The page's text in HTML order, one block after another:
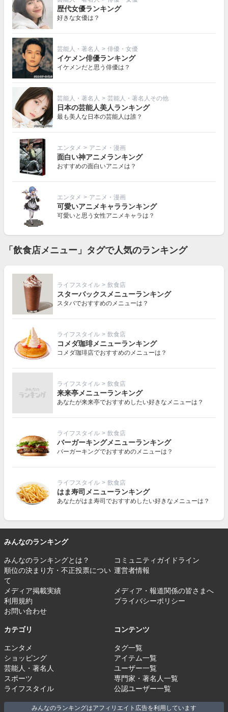
歴代女優ランキング
好きな女優は？
芸能人・著名人 > 俳優・女優
イケメン俳優ランキング
イケメンだと思う俳優は？
芸能人・著名人 > 芸能人・著名人その他
日本の芸能人美人ランキング
最も美人な日本の芸能人は誰？
エンタメ > アニメ・漫画
面白い神アニメランキング
おすすめの面白いアニメは？
エンタメ > アニメ・漫画
可愛いアニメキャラランキング
可愛いと思う女性アニメキャラは？
「飲食店メニュー」タグで人気のランキング
ライフスタイル > 飲食店
スターバックスメニューランキング
スタバでおすすめのメニューは？
ライフスタイル > 飲食店
コメダ珈琲メニューランキング
コメダ珈琲店でおすすめのメニューは？
ライフスタイル > 飲食店
来来亭メニューランキング
あなたが来来亭でおすすめしたい好きなメニューは？
ライフスタイル > 飲食店
バーガーキングメニューランキング
バーガーキングでおすすめのメニューは？
ライフスタイル > 飲食店
はま寿司メニューランキング
あなたがはま寿司でおすすめしたい好きなメニューは？
みんなのランキング
みんなのランキングとは？
コミュニティガイドライン
順位の決まり方・不正投票につい
て
運営者情報
メディア掲載実績
メディア・報道関係の皆さまへ
利用規約
プライバシーポリシー
お問い合わせ
カテゴリ
エンタメ
ショッピング
芸能人・著名人
スポーツ
ライフスタイル
コンテンツ
タグ一覧
アイテム一覧
ユーザー一覧
専門家・著名人一覧
公認ユーザー一覧
みんなのランキングはアフィリエイト広告を利用しています